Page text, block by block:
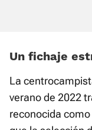
Un fichaje
La
verano de 2022
reconocida